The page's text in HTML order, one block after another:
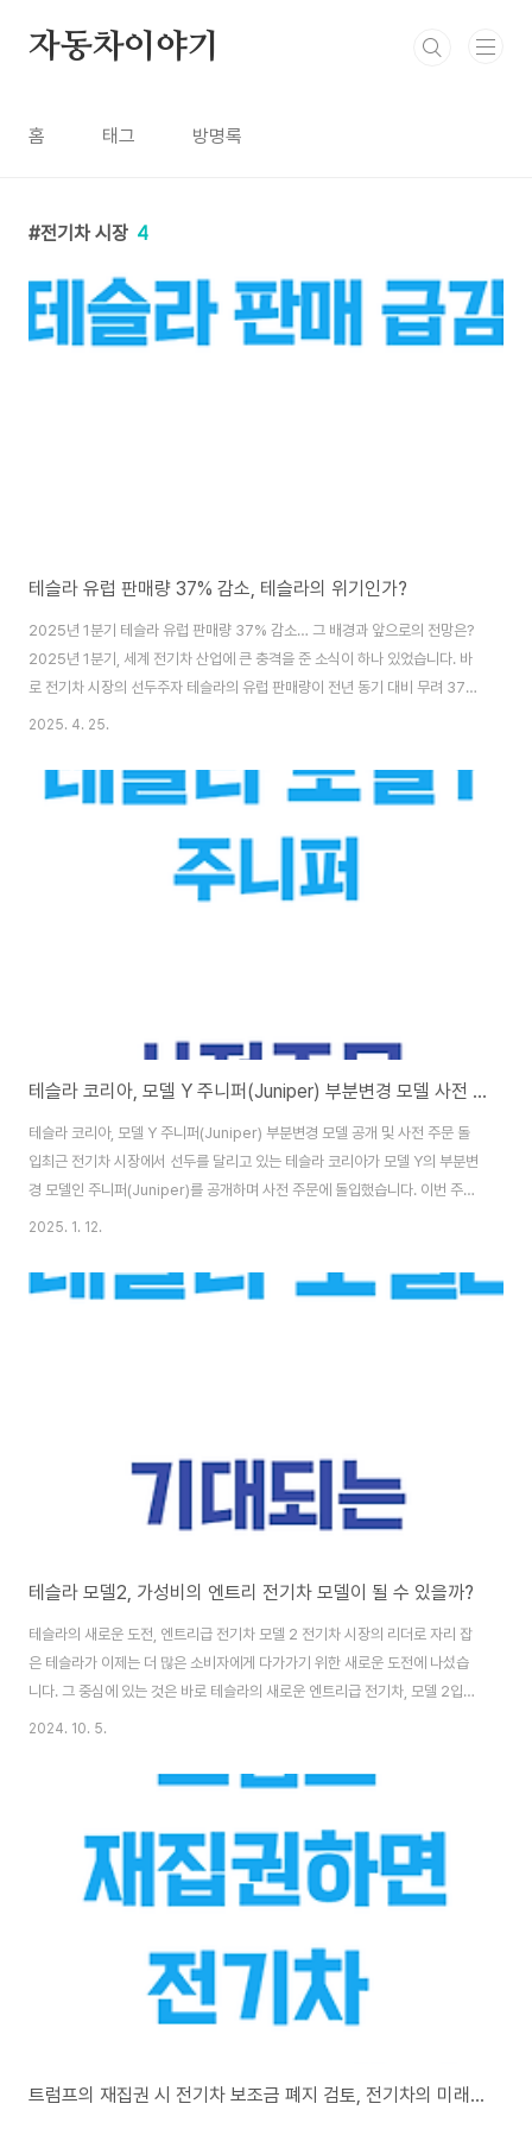
자동차이야기
홈 태그 방명록
전기차 시장 4
테슬라 유럽 판매량 37% 감소, 테슬라의 위기인가?
2025년 1분기 테슬라 유럽 판매량 37% 감소… 그 배경과 앞으로의 전망은?
2025년 1분기, 세계 전기차 산업에 큰 충격을 준 소식이 하나 있었습니다. 바
로 전기차 시장의 선두주자 테슬라의 유럽 판매량이 전년 동기 대비 무려 37%
나 감소했다는 사실입니다. 전기차에 대한 수요는 계속해서 성장하고 있음에도
하고 있는데요. 이번 글에서는 테슬라 판매량 감소의 원인과 유럽 전기차 시장
의 변화, 향후 테슬라의 과제까지 함께 짚어보겠습니다.유럽 시장에서 드러난
대로, 2024년 1분기 대비 약 37% 감소했습니다. 이는 단순한 수치 이상의 의
2025. 4. 25.
테슬라 코리아, 모델 Y 주니퍼(Juniper) 부분변경 모델 사전 주문
테슬라 코리아, 모델 Y 주니퍼(Juniper) 부분변경 모델 공개 및 사전 주문 돌
입최근 전기차 시장에서 선두를 달리고 있는 테슬라 코리아가 모델 Y의 부분변
경 모델인 주니퍼(Juniper)를 공개하며 사전 주문에 돌입했습니다. 이번 주니
퍼 모델은 테슬라의 첫 번째 에디션인 런치 시리즈(Launch Series)를 먼저
할 계획입니다. 차량 인도는 3월부터 이루어질 것으로 예상되지만, 국내 인도
시기는 아직 미정인 상태입니다.주니퍼 모델의 외관 디자인 변화주니퍼 모델은
2025. 1. 12.
테슬라 모델2, 가성비의 엔트리 전기차 모델이 될 수 있을까?
테슬라의 새로운 도전, 엔트리급 전기차 모델 2 전기차 시장의 리더로 자리 잡
은 테슬라가 이제는 더 많은 소비자에게 다가가기 위한 새로운 도전에 나섰습
니다. 그 중심에 있는 것은 바로 테슬라의 새로운 엔트리급 전기차, 모델 2입니
다. 테슬라는 전기차 대중화를 목표로 하며, 보다 접근 가능한 가격대의 전기차
로 주목받고 있으며, 전기차 시장에 큰 변화를 가져올 것으로 기대됩니다.엔트
를 한몸에 받고 있습니다. 이 차량의 예상 출시 가격은 약 2만 5천 달러(한화
약 3,268만 원)로, 전기차 시장에서 상당히 저렴한 가격대에 속합니다. 이는
전기차의 가격 장벽..
2024. 10. 5.
트럼프의 재집권 시 전기차 보조금 폐지 검토, 전기차의 미래는?